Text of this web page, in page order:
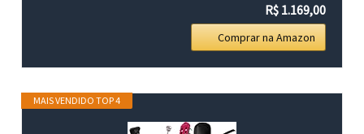
R$ 1.169,00
Comprar na Amazon
MAIS VENDIDO TOP 4